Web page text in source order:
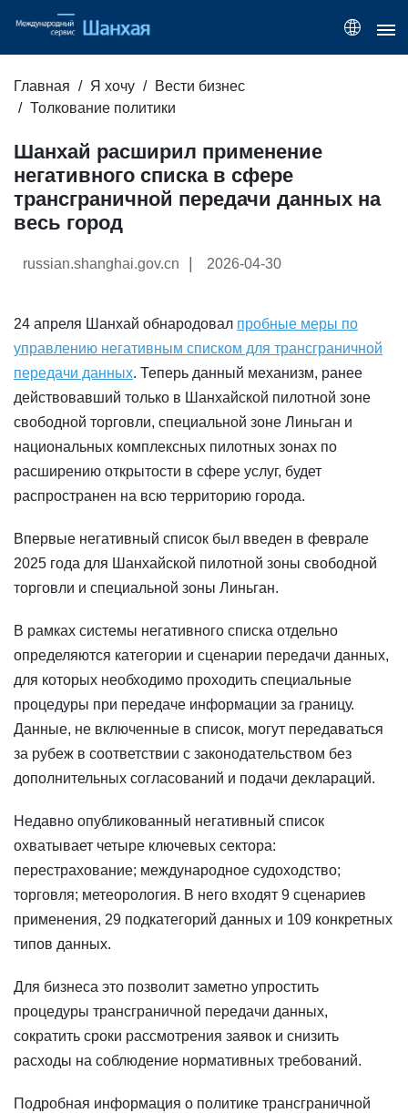
Главная Я хочу
Вести бизнес
Толкование политики
Шанхай расширил применение
негативного списка в сфере
трансграничной передачи данных на
весь город
russian.shanghai.gov.cn 2026-04-30
24 апреля Шанхай обнародовал пробные меры по
управлению негативным списком для трансграничной
передачи данных. Теперь данный механизм, ранее
действовавший только в Шанхайской пилотной зоне
свободной торговли, специальной зоне Линьган и
национальных комплексных пилотных зонах по
расширению открытости в сфере услуг, будет
распространен на всю территорию города.
Впервые негативный список был введен в феврале
2025 года для Шанхайской пилотной зоны свободной
торговли и специальной зоны Линьган.
В рамках системы негативного списка отдельно
определяются категории и сценарии передачи данных,
для которых необходимо проходить специальные
процедуры при передаче информации за границу.
Данные, не включенные в список, могут передаваться
за рубеж в соответствии с законодательством без
дополнительных согласований и подачи деклараций.
Недавно опубликованный негативный список
охватывает четыре ключевых сектора:
перестрахование; международное судоходство;
торговля; метеорология. В него входят 9 сценариев
применения, 29 подкатегорий данных и 109 конкретных
типов данных.
Для бизнеса это позволит заметно упростить
процедуры трансграничной передачи данных,
сократить сроки рассмотрения заявок и снизить
расходы на соблюдение нормативных требований.
Подробная информация о политике трансграничной